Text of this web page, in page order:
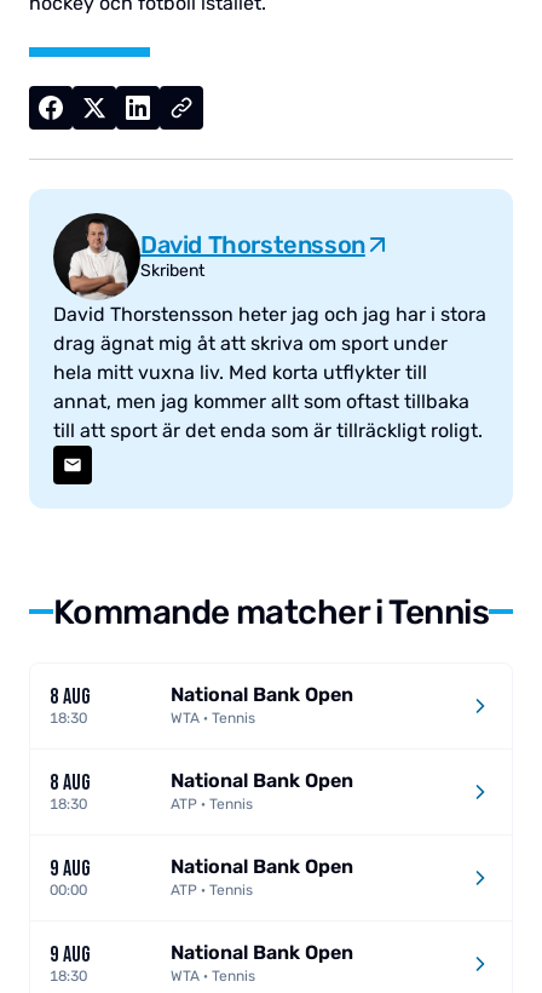
David Thorstensson
Skribent
David Thorstensson heter jag och jag har i stora
drag ägnat mig åt att skriva om sport under
hela mitt vuxna liv. Med korta utflykter till
annat, men jag kommer allt som oftast tillbaka
till att sport är det enda som är tillräckligt roligt.
Kommande matcher i Tennis
8 AUG
18:30
National Bank Open
WTA · Tennis
8 AUG
18:30
National Bank Open
ATP · Tennis
9 AUG
00:00
National Bank Open
ATP · Tennis
9 AUG
18:30
National Bank Open
WTA · Tennis